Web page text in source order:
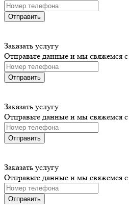
Отправить
Заказать услугу
Отправьте данные и мы свяжемся
Отправить
Заказать услугу
Отправьте данные и мы свяжемся
Отправить
Заказать услугу
Отправьте данные и мы свяжемся
Отправить